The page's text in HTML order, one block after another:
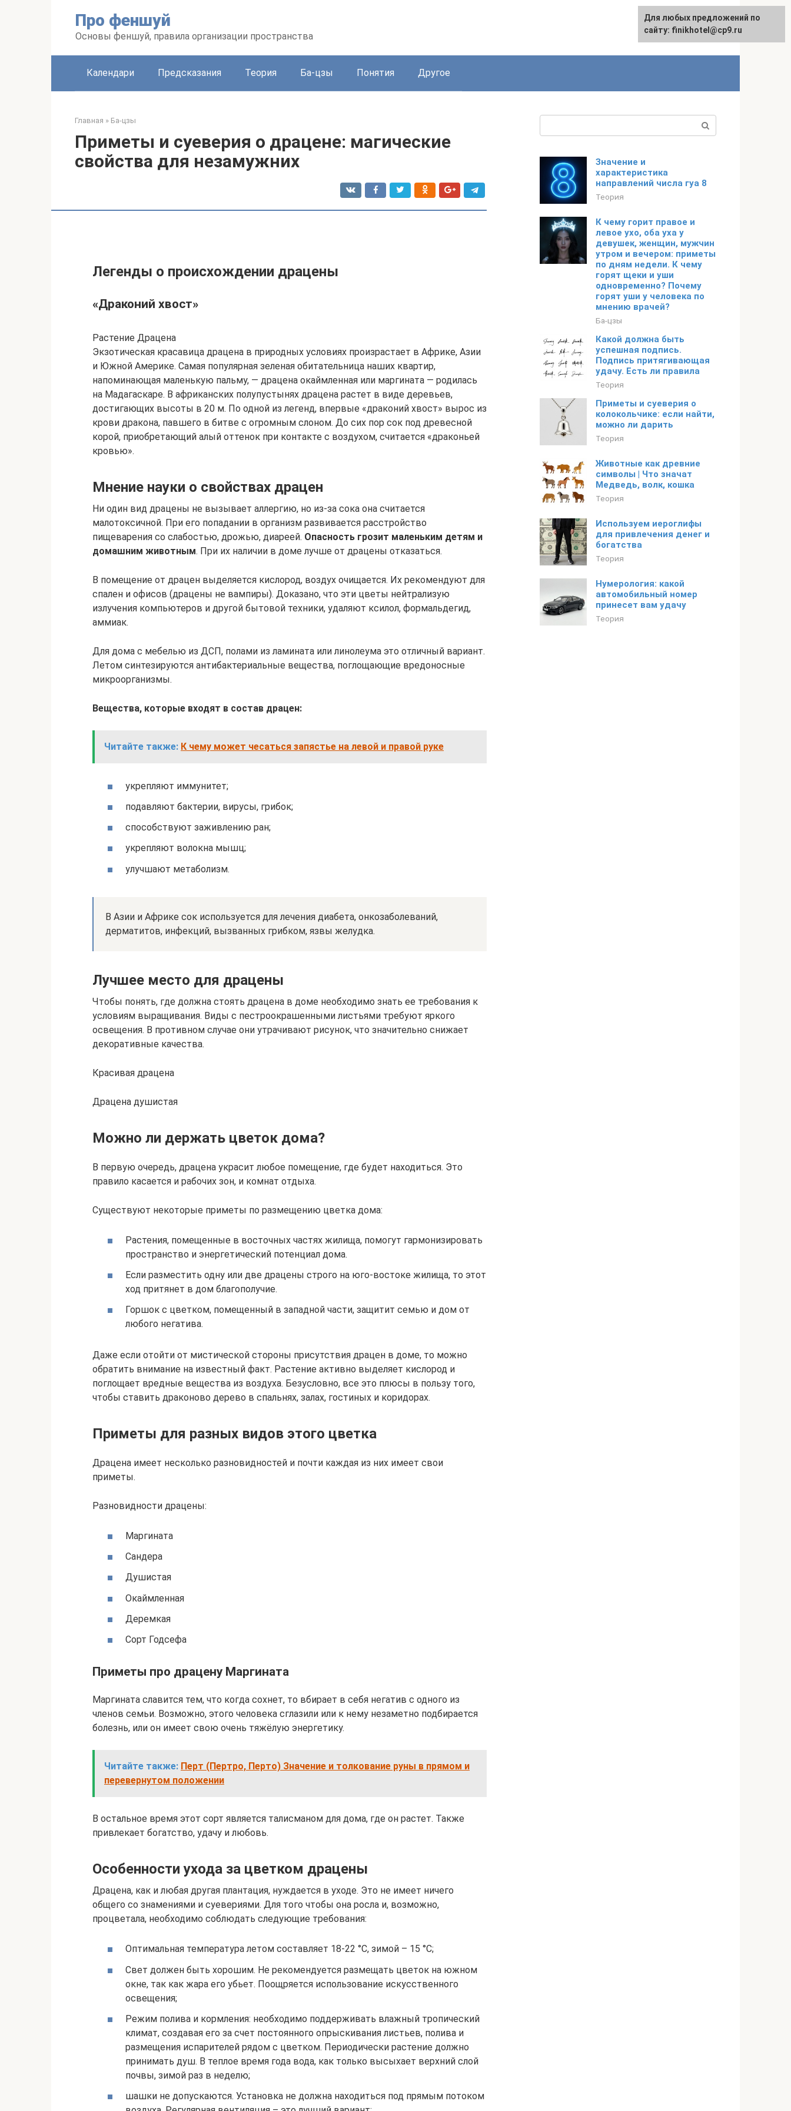
Про феншуй
Основы феншуй, правила организации пространства
English
Календари Предсказания Теория Ба-цзы Понятия Другое
Главная » Ба-цзы
Приметы и суеверия о драцене: магические
свойства для незамужних
Легенды о происхождении драцены
«Драконий хвост»
Растение Драцена
Экзотическая красавица драцена в природных условиях произрастает в Африке, Азии
и Южной Америке. Самая популярная зеленая обитательница наших квартир,
напоминающая маленькую пальму, — драцена окаймленная или маргината — родилась
на Мадагаскаре. В африканских полупустынях драцена растет в виде деревьев,
достигающих высоты в 20 м. По одной из легенд, впервые «драконий хвост» вырос из
крови дракона, павшего в битве с огромным слоном. До сих пор сок под древесной
корой, приобретающий алый оттенок при контакте с воздухом, считается «драконьей
кровью».
Мнение науки о свойствах драцен
Ни один вид драцены не вызывает аллергию, но из-за сока она считается
малотоксичной. При его попадании в организм развивается расстройство
пищеварения со слабостью, дрожью, диареей. Опасность грозит маленьким детям и
домашним животным. При их наличии в доме лучше от драцены отказаться.
В помещение от драцен выделяется кислород, воздух очищается. Их рекомендуют для
спален и офисов (драцены не вампиры). Доказано, что эти цветы нейтрализую
излучения компьютеров и другой бытовой техники, удаляют ксилол, формальдегид,
аммиак.
Для дома с мебелью из ДСП, полами из ламината или линолеума это отличный вариант.
Летом синтезируются антибактериальные вещества, поглощающие вредоносные
микроорганизмы.
Вещества, которые входят в состав драцен:
Читайте также: К чему может чесаться запястье на левой и правой руке
укрепляют иммунитет;
подавляют бактерии, вирусы, грибок;
способствуют заживлению ран;
укрепляют волокна мышц;
улучшают метаболизм.
В Азии и Африке сок используется для лечения диабета, онкозаболеваний,
дерматитов, инфекций, вызванных грибком, язвы желудка.
Лучшее место для драцены
Чтобы понять, где должна стоять драцена в доме необходимо знать ее требования к
условиям выращивания. Виды с пестроокрашенными листьями требуют яркого
освещения. В противном случае они утрачивают рисунок, что значительно снижает
декоративные качества.
Красивая драцена
Драцена душистая
Можно ли держать цветок дома?
В первую очередь, драцена украсит любое помещение, где будет находиться. Это
правило касается и рабочих зон, и комнат отдыха.
Существуют некоторые приметы по размещению цветка дома:
Растения, помещенные в восточных частях жилища, помогут гармонизировать
пространство и энергетический потенциал дома.
Если разместить одну или две драцены строго на юго-востоке жилища, то этот
ход притянет в дом благополучие.
Горшок с цветком, помещенный в западной части, защитит семью и дом от
любого негатива.
Даже если отойти от мистической стороны присутствия драцен в доме, то можно
обратить внимание на известный факт. Растение активно выделяет кислород и
поглощает вредные вещества из воздуха. Безусловно, все это плюсы в пользу того,
чтобы ставить драконово дерево в спальнях, залах, гостиных и коридорах.
Приметы для разных видов этого цветка
Драцена имеет несколько разновидностей и почти каждая из них имеет свои
приметы.
Разновидности драцены:
Маргината
Сандера
Душистая
Окаймленная
Деремкая
Сорт Годсефа
Приметы про драцену Маргината
Маргината славится тем, что когда сохнет, то вбирает в себя негатив с одного из
членов семьи. Возможно, этого человека сглазили или к нему незаметно подбирается
болезнь, или он имеет свою очень тяжёлую энергетику.
Читайте также: Перт (Пертро, Перто) Значение и толкование руны в прямом и
перевернутом положении
В остальное время этот сорт является талисманом для дома, где он растет. Также
привлекает богатство, удачу и любовь.
Особенности ухода за цветком драцены
Драцена, как и любая другая плантация, нуждается в уходе. Это не имеет ничего
общего со знамениями и суевериями. Для того чтобы она росла и, возможно,
процветала, необходимо соблюдать следующие требования:
Оптимальная температура летом составляет 18-22 °C, зимой – 15 °C;
Свет должен быть хорошим. Не рекомендуется размещать цветок на южном
окне, так как жара его убьет. Поощряется использование искусственного
освещения;
Режим полива и кормления: необходимо поддерживать влажный тропический
климат, создавая его за счет постоянного опрыскивания листьев, полива и
размещения испарителей рядом с цветком. Периодически растение должно
принимать душ. В теплое время года вода, как только высыхает верхний слой
почвы, зимой раз в неделю;
шашки не допускаются. Установка не должна находиться под прямым потоком
Значение и
характеристика
направлений числа гуа 8
Теория
К чему горит правое и
левое ухо, оба уха у
девушек, женщин, мужчин
утром и вечером: приметы
по дням недели. К чему
горят щеки и уши
одновременно? Почему
горят уши у человека по
мнению врачей?
Ба-цзы
Какой должна быть
успешная подпись.
Подпись притягивающая
удачу. Есть ли правила
Теория
Приметы и суеверия о
колокольчике: если найти,
можно ли дарить
Теория
Животные как древние
символы | Что значат
Медведь, волк, кошка
Теория
Используем иероглифы
для привлечения денег и
богатства
Теория
Нумерология: какой
автомобильный номер
принесет вам удачу
Теория
Для любых предложений по
сайту: finikhotel@cp9.ru